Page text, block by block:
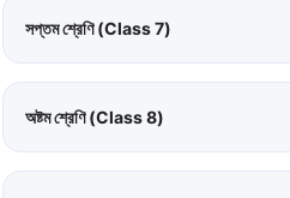
সপ্তম শ্রেণি (Class 7)
অষ্টম শ্রেণি (Class 8)